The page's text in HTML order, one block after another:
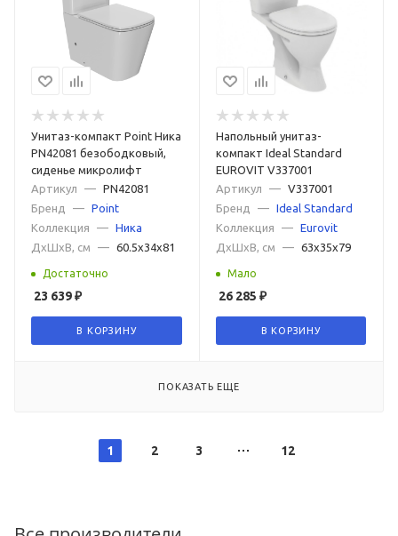
Унитаз-компакт Point Ника
PN42081 безободковый,
сиденье микролифт
Артикул
— PN42081
Бренд
— Point
Коллекция
— Ника
ДxШxВ, см
— 60.5x34x81
Достаточно
23 639₽
В КОРЗИНУ
Напольный унитаз-
компакт Ideal Standard
EUROVIT V337001
Артикул
—
V337001
Бренд
—
Ideal Standard
Коллекция
—
Eurovit
ДxШxВ, см
— 63x35x79
Мало
26 285 ₽
В КОРЗИНУ
ПОКАЗАТЬ ЕЩЕ
1 2 3 12